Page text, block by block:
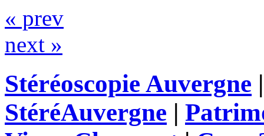
« prev
next »
Stéréoscopie Auvergne
StéréAuvergne |